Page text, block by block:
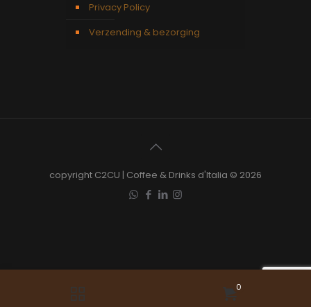
Privacy Policy
Verzending & bezorging
copyright C2CU | Coffee & Drinks d'Italia © 2026
0